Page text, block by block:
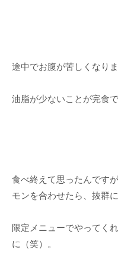
途中でお腹が苦しくなり
油脂が少ないことが完食
食べ終えて思ったんです
モンを合わせたら、抜群
限定メニューでやってく
に（笑）。